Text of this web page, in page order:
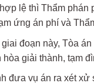
lệ thì Thẩm
ứng án phí và
đoạn này, Tòa
giải thành, tạm
đưa vụ án ra xét xử